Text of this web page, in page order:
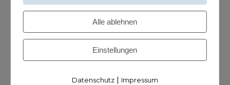
KUNDISCHleben
KUNDISCHpositioniert
Alle ablehnen
Einstellungen
Datenschutz| Impressum